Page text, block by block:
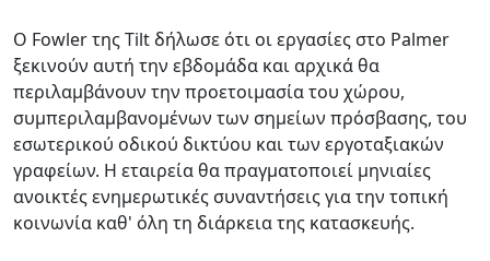
Ο Fowler της Tilt δήλωσε ότι οι εργασίες στο Palmer
ξεκινούν αυτή την εβδομάδα και αρχικά θα
περιλαμβάνουν την προετοιμασία του χώρου,
συμπεριλαμβανομένων των σημείων πρόσβασης, του
εσωτερικού οδικού δικτύου και των εργοταξιακών
γραφείων. Η εταιρεία θα πραγματοποιεί μηνιαίες
ανοικτές ενημερωτικές συναντήσεις για την τοπική
κοινωνία καθ' όλη τη διάρκεια της κατασκευής.